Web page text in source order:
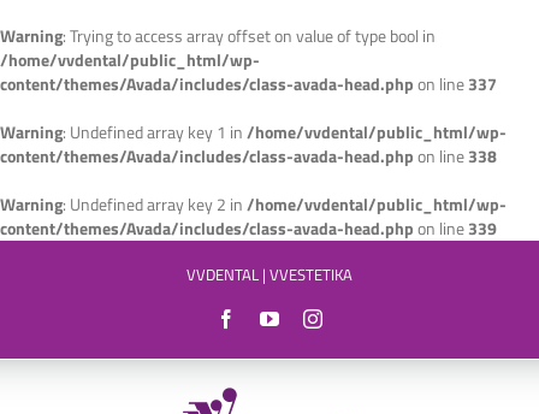
Warning: Trying to access array offset on value of type bool in
/home/vvdental/public_html/wp-
content/themes/Avada/includes/class-avada-head.phpon line337
Warning: Undefined array key 1 in/home/vvdental/public_html/wp-
content/themes/Avada/includes/class-avada-head.phpon line338
Warning: Undefined array key 2 in/home/vvdental/public_html/wp-
content/themes/Avada/includes/class-avada-head.phpon line339
VVDENTAL | VVESTETIKA
FacebookYouTubeInstagram